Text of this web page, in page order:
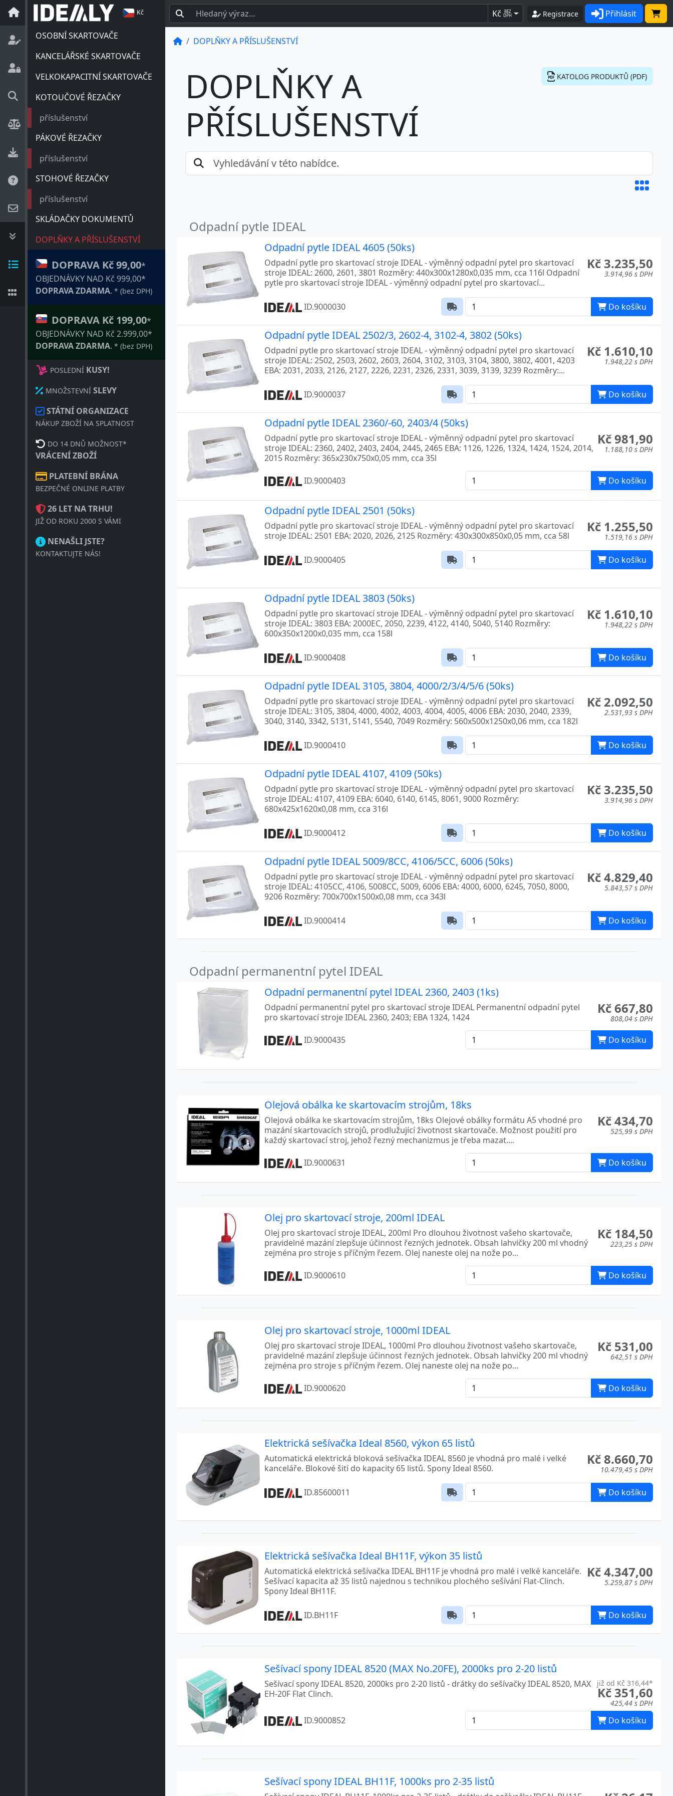
Kč
OSOBNÍ SKARTOVAČE
KANCELÁŘSKÉ SKARTOVAČE
VELKOKAPACITNÍ SKARTOVAČE
KOTOUČOVÉ ŘEZAČKY
příslušenství
PÁKOVÉ ŘEZAČKY
příslušenství
STOHOVÉ ŘEZAČKY
příslušenství
SKLÁDAČKY DOKUMENTŮ
DOPLŇKY A PŘÍSLUŠENSTVÍ
DOPRAVA Kč 99,00*
OBJEDNÁVKY NAD Kč 999,00*
DOPRAVA ZDARMA. * (bez DPH)
DOPRAVA Kč 199,00*
OBJEDNÁVKY NAD Kč 2.999,00*
DOPRAVA ZDARMA. * (bez DPH)
POSLEDNÍ KUSY!
MNOŽSTEVNÍ SLEVY
STÁTNÍ ORGANIZACE
NÁKUP ZBOŽÍ NA SPLATNOST
DO 14 DNŮ MOŽNOST*
VRÁCENÍ ZBOŽÍ
PLATEBNÍ BRÁNA
BEZPEČNÉ ONLINE PLATBY
26 LET NA TRHU!
JIŽ OD ROKU 2000 S VÁMI
NENAŠLI JSTE?
KONTAKTUJTE NÁS!
Kč BEZ
DPH Registrace Přihlásit
DOPLŇKY A PŘÍSLUŠENSTVÍ
KATOLOG PRODUKTŮ (PDF)
DOPLŇKY A
PŘÍSLUŠENSTVÍ
Odpadní pytle IDEAL
Odpadní pytle IDEAL 4605 (50ks)
Kč 3.235,50
3.914,96 s DPH
Odpadní pytle pro skartovací stroje IDEAL - výměnný odpadní pytel pro skartovací
stroje IDEAL: 2600, 2601, 3801 Rozměry: 440x300x1280x0,035 mm, cca 116l Odpadní
pytle pro skartovací stroje IDEAL - výměnný odpadní pytel pro skartovací...
ID.9000030 Do košíku
Odpadní pytle IDEAL 2502/3, 2602-4, 3102-4, 3802 (50ks)
Kč 1.610,10
1.948,22 s DPH
Odpadní pytle pro skartovací stroje IDEAL - výměnný odpadní pytel pro skartovací
stroje IDEAL: 2502, 2503, 2602, 2603, 2604, 3102, 3103, 3104, 3800, 3802, 4001, 4203
EBA: 2031, 2033, 2126, 2127, 2226, 2231, 2326, 2331, 3039, 3139, 3239 Rozměry:...
ID.9000037 Do košíku
Odpadní pytle IDEAL 2360/-60, 2403/4 (50ks)
Kč 981,90
1.188,10 s DPH
Odpadní pytle pro skartovací stroje IDEAL - výměnný odpadní pytel pro skartovací
stroje IDEAL: 2360, 2402, 2403, 2404, 2445, 2465 EBA: 1126, 1226, 1324, 1424, 1524, 2014,
2015 Rozměry: 365x230x750x0,05 mm, cca 35l
ID.9000403 Do košíku
Odpadní pytle IDEAL 2501 (50ks)
Kč 1.255,50
1.519,16 s DPH
Odpadní pytle pro skartovací stroje IDEAL - výměnný odpadní pytel pro skartovací
stroje IDEAL: 2501 EBA: 2020, 2026, 2125 Rozměry: 430x300x850x0,05 mm, cca 58l
ID.9000405 Do košíku
Odpadní pytle IDEAL 3803 (50ks)
Kč 1.610,10
1.948,22 s DPH
Odpadní pytle pro skartovací stroje IDEAL - výměnný odpadní pytel pro skartovací
stroje IDEAL: 3803 EBA: 2000EC, 2050, 2239, 4122, 4140, 5040, 5140 Rozměry:
600x350x1200x0,035 mm, cca 158l
ID.9000408 Do košíku
Odpadní pytle IDEAL 3105, 3804, 4000/2/3/4/5/6 (50ks)
Kč 2.092,50
2.531,93 s DPH
Odpadní pytle pro skartovací stroje IDEAL - výměnný odpadní pytel pro skartovací
stroje IDEAL: 3105, 3804, 4000, 4002, 4003, 4004, 4005, 4006 EBA: 2030, 2040, 2339,
3040, 3140, 3342, 5131, 5141, 5540, 7049 Rozměry: 560x500x1250x0,06 mm, cca 182l
ID.9000410 Do košíku
Odpadní pytle IDEAL 4107, 4109 (50ks)
Kč 3.235,50
3.914,96 s DPH
Odpadní pytle pro skartovací stroje IDEAL - výměnný odpadní pytel pro skartovací
stroje IDEAL: 4107, 4109 EBA: 6040, 6140, 6145, 8061, 9000 Rozměry:
680x425x1620x0,08 mm, cca 316l
ID.9000412 Do košíku
Odpadní pytle IDEAL 5009/8CC, 4106/5CC, 6006 (50ks)
Kč 4.829,40
5.843,57 s DPH
Odpadní pytle pro skartovací stroje IDEAL - výměnný odpadní pytel pro skartovací
stroje IDEAL: 4105CC, 4106, 5008CC, 5009, 6006 EBA: 4000, 6000, 6245, 7050, 8000,
9206 Rozměry: 700x700x1500x0,08 mm, cca 343l
ID.9000414 Do košíku
Odpadní permanentní pytel IDEAL
Odpadní permanentní pytel IDEAL 2360, 2403 (1ks)
Kč 667,80
808,04 s DPH
Odpadní permanentní pytel pro skartovací stroje IDEAL Permanentní odpadní pytel
pro skartovací stroje IDEAL 2360, 2403; EBA 1324, 1424
ID.9000435 Do košíku
Olejová obálka ke skartovacím strojům, 18ks
Kč 434,70
525,99 s DPH
Olejová obálka ke skartovacím strojům, 18ks Olejové obálky formátu A5 vhodné pro
mazání skartovacích strojů, prodlužující životnost skartovače. Možnost použití pro
každý skartovací stroj, jehož řezný mechanizmus je třeba mazat....
ID.9000631 Do košíku
Olej pro skartovací stroje, 200ml IDEAL
Kč 184,50
223,25 s DPH
Olej pro skartovací stroje IDEAL, 200ml Pro dlouhou životnost vašeho skartovače,
pravidelné mazání zlepšuje účinnost řezných jednotek. Obsah lahvičky 200 ml vhodný
zejména pro stroje s příčným řezem. Olej naneste olej na nože po...
ID.9000610 Do košíku
Olej pro skartovací stroje, 1000ml IDEAL
Kč 531,00
642,51 s DPH
Olej pro skartovací stroje IDEAL, 1000ml Pro dlouhou životnost vašeho skartovače,
pravidelné mazání zlepšuje účinnost řezných jednotek. Obsah lahvičky 200 ml vhodný
zejména pro stroje s příčným řezem. Olej naneste olej na nože po...
ID.9000620 Do košíku
Elektrická sešívačka Ideal 8560, výkon 65 listů
Kč 8.660,70
10.479,45 s DPH
Automatická elektrická bloková sešívačka IDEAL 8560 je vhodná pro malé i velké
kanceláře. Blokové šití do kapacity 65 listů. Spony Ideal 8560.
ID.85600011 Do košíku
Elektrická sešívačka Ideal BH11F, výkon 35 listů
Kč 4.347,00
5.259,87 s DPH
Automatická elektrická sešívačka IDEAL BH11F je vhodná pro malé i velké kanceláře.
Sešívací kapacita až 35 listů najednou s technikou plochého sešívání Flat-Clinch.
Spony Ideal BH11F.
ID.BH11F Do košíku
Sešívací spony IDEAL 8520 (MAX No.20FE), 2000ks pro 2-20 listů
již od Kč 316,44*
Kč 351,60
425,44 s DPH
Sešívací spony IDEAL 8520, 2000ks pro 2-20 listů - drátky do sešívačky IDEAL 8520, MAX
EH-20F Flat Clinch.
ID.9000852 Do košíku
Sešívací spony IDEAL BH11F, 1000ks pro 2-35 listů